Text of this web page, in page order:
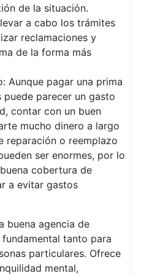
de la situación.
a cabo los trámites
reclamaciones y
de la forma más
Aunque pagar una prima
puede parecer un gasto
contar con un buen
mucho dinero a largo
reparación o reemplazo
ser enormes, por lo
cobertura de
a evitar gastos
buena agencia de
tanto para
particulares. Ofrece
mental,